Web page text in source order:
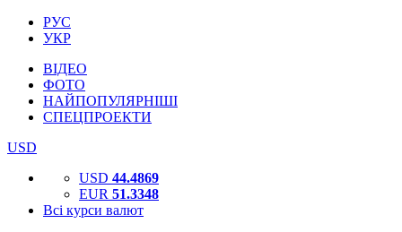
РУС
УКР
ВІДЕО
ФОТО
НАЙПОПУЛЯРНІШІ
СПЕЦПРОЕКТИ
USD
USD 44.4869
EUR 51.3348
Всі курси валют